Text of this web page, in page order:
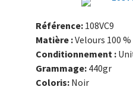
Référence: 108VC9
Matière :Velours 100
Conditionnement :
Grammage: 440gr
Coloris: Noir